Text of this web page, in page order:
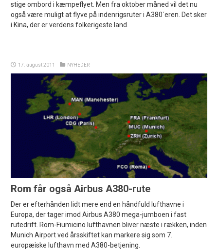
stige ombord i kæmpeflyet. Men fra oktober måned vil det nu
også være muligt at flyve på indenrigsruter i A380´eren. Det sker
i Kina, der er verdens folkerigeste land.
17. august 2011 NYHEDER
Rom får også Airbus A380-rute
Der er efterhånden lidt mere end en håndfuld lufthavne i
Europa, der tager imod Airbus A380 mega-jumboen i fast
rutedrift. Rom-Fiumicino lufthavnen bliver næste i rækken, inden
Munich Airport ved årsskiftet kan markere sig som 7.
europæiske lufthavn med A380-betjening.